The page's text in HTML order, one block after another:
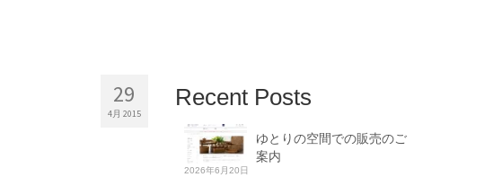
29
4月 2015
Recent Posts
ゆとりの空間での販売のご
案内
2026年6月20日